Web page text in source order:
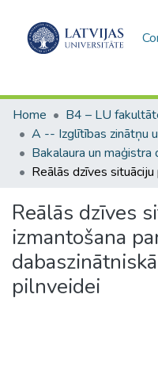
Home
Reālās dzīves
izmantošana
pilnveidei